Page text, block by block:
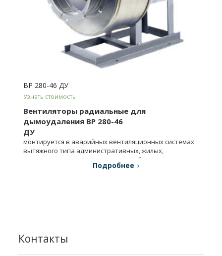
ВР 280-46 ДУ
Узнать стоимость
Вентиляторы радиальные для
дымоудаления ВР 280-46
ДУ
монтируется в аварийных вентиляционных системах
вытяжного типа административных, жилых,
производственных и др. сооружений.
Подробнее
Контакты